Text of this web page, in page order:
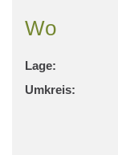
Wo
Lage:
Umkreis: